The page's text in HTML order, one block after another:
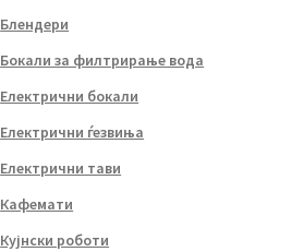
Блендери
Бокали за филтрирање вода
Електрични бокали
Електрични ѓезвиња
Електрични тави
Кафемати
Кујнски роботи